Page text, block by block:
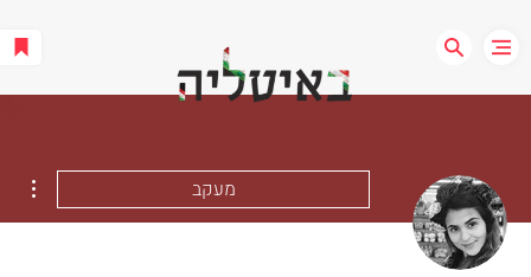
מעקב